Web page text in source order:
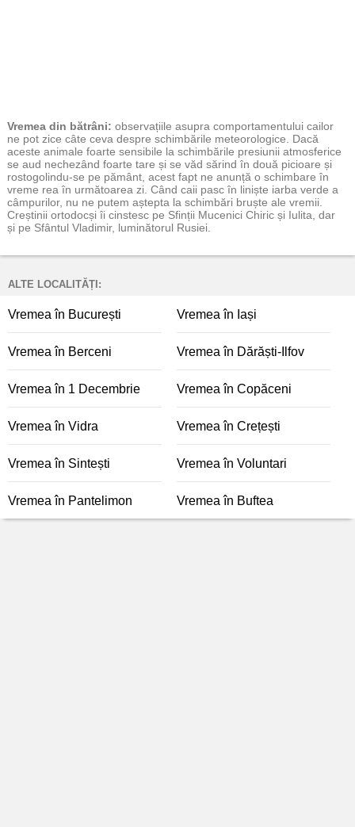
Vremea din bătrâni: observațiile asupra comportamentului cailor
ne pot zice câte ceva despre schimbările meteorologice. Dacă
aceste animale foarte sensibile la schimbările presiunii atmosferice
se aud nechezând foarte tare și se văd sărind în două picioare și
rostogolindu-se pe pământ, acest fapt ne anunță o schimbare în
vreme rea în următoarea zi. Când caii pasc în liniște iarba verde a
câmpurilor, nu ne putem aștepta la schimbări bruște ale vremii.
Creștinii ortodocși îi cinstesc pe Sfinții Mucenici Chiric și Iulita, dar
și pe Sfântul Vladimir, luminătorul Rusiei.
ALTE LOCALITĂȚI:
Vremea în București Vremea în Iași
Vremea în Berceni Vremea în Dărăști-Ilfov
Vremea în 1 Decembrie Vremea în Copăceni
Vremea în Vidra Vremea în Crețești
Vremea în Sintești Vremea în Voluntari
Vremea în Pantelimon Vremea în Buftea